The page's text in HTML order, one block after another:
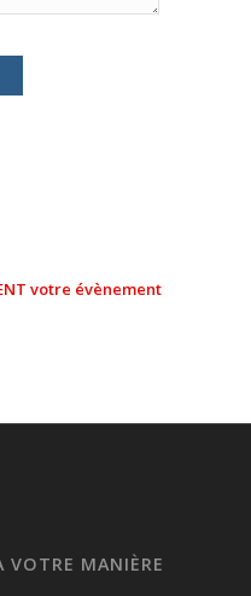
votre évènement
VOTRE MANIÈRE